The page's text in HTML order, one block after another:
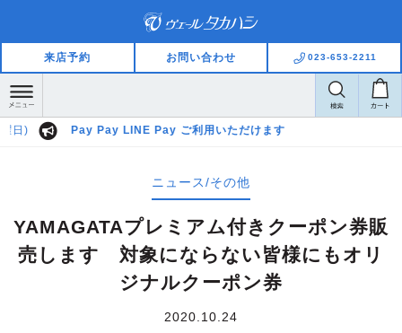
来店予約 お問い合わせ 023-653-2211
Pay Pay LINE Pay ご利用いただけます
ニュース/その他
YAMAGATAプレミアム付きクーポン券販
売します 対象にならない皆様にもオリ
ジナルクーポン券
2020.10.24